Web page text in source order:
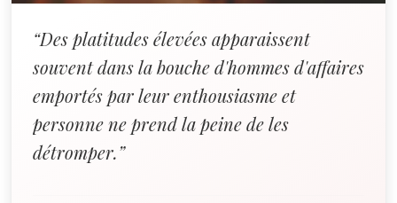
“Des platitudes élevées apparaissent
souvent dans la bouche d'hommes d'affaires
emportés par leur enthousiasme et
personne ne prend la peine de les
détromper.”